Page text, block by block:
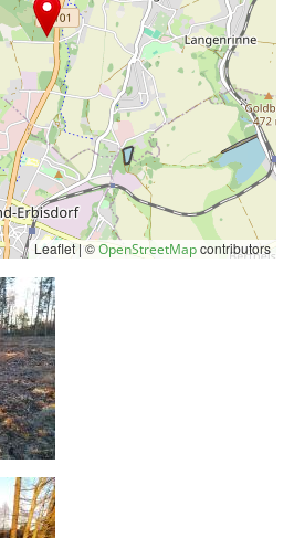
Leaflet | ©OpenStreetMapcontributors